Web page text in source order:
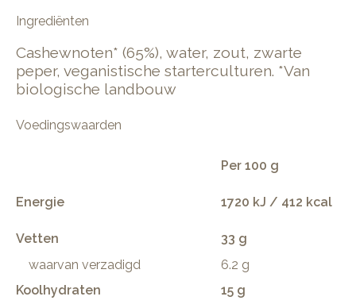
Ingrediënten
Cashewnoten* (65%), water, zout, zwarte
peper, veganistische starterculturen. *Van
biologische landbouw
Voedingswaarden
Per 100 g
Energie 1720 kJ / 412 kcal
Vetten
33 g
waarvan verzadigd
6.2 g
Koolhydraten
15 g